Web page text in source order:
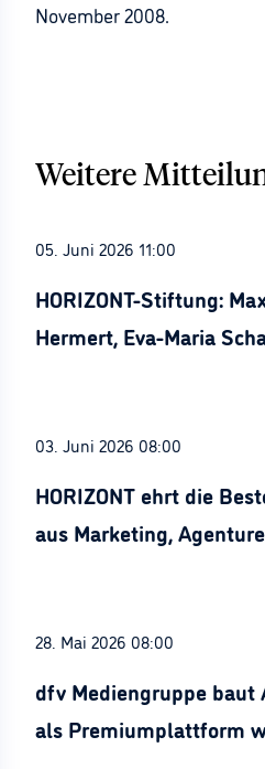
November 2008.
Weitere
05. Juni 2026 11:00
HORIZONT-Stiftung:
Hermert, Eva-Maria
03. Juni 2026 08:00
HORIZONT ehrt die
aus Marketing,
28. Mai 2026 08:00
dfv Mediengruppe baut
als Premiumplattform